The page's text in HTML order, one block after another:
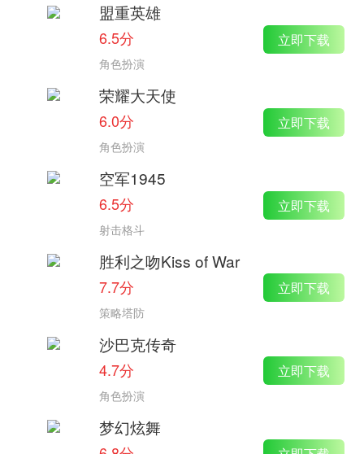
盟重英雄
6.5分
角色扮演
立即下载
荣耀大天使
6.0分
角色扮演
立即下载
空军1945
6.5分
射击格斗
立即下载
胜利之吻Kiss of War
7.7分
策略塔防
立即下载
沙巴克传奇
4.7分
角色扮演
立即下载
梦幻炫舞